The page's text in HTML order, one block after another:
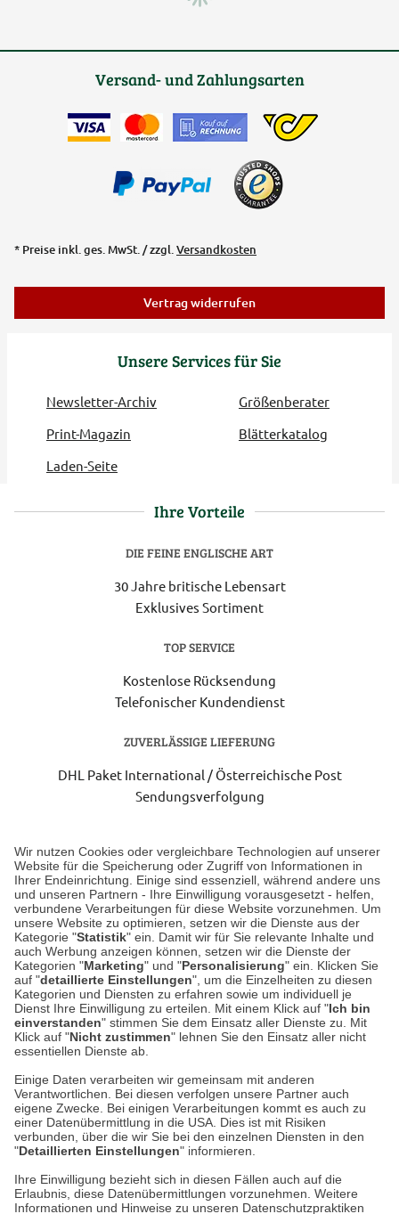
Wir nutzen Cookies oder vergleichbare Technologien auf unserer
Website für die Speicherung oder Zugriff von Informationen in
Ihrer Endeinrichtung. Einige sind essenziell, während andere uns
und unseren Partnern - Ihre Einwilligung vorausgesetzt - helfen,
verbundene Verarbeitungen für diese Website vorzunehmen. Um
unsere Website zu optimieren, setzen wir die Dienste aus der
Kategorie "Statistik" ein. Damit wir für Sie relevante Inhalte und
auch Werbung anzeigen können, setzen wir die Dienste der
Kategorien "Marketing" und "Personalisierung" ein. Klicken Sie
auf "detaillierte Einstellungen", um die Einzelheiten zu diesen
Kategorien und Diensten zu erfahren sowie um individuell je
Dienst Ihre Einwilligung zu erteilen. Mit einem Klick auf "Ich bin
einverstanden" stimmen Sie dem Einsatz aller Dienste zu. Mit
Klick auf "Nicht zustimmen" lehnen Sie den Einsatz aller nicht
essentiellen Dienste ab.
Einige Daten verarbeiten wir gemeinsam mit anderen
Verantwortlichen. Bei diesen verfolgen unsere Partner auch
eigene Zwecke. Bei einigen Verarbeitungen kommt es auch zu
einer Datenübermittlung in die USA. Dies ist mit Risiken
verbunden, über die wir Sie bei den einzelnen Diensten in den
"Detaillierten Einstellungen" informieren.
Ihre Einwilligung bezieht sich in diesen Fällen auch auf die
Erlaubnis, diese Datenübermittlungen vorzunehmen. Weitere
Informationen und Hinweise zu unseren Datenschutzpraktiken
Unsere Services für Sie
Newsletter-Archiv
Größenberater
Print-Magazin
Blätterkatalog
Laden-Seite
Versand- und Zahlungsarten
* Preise inkl. ges. MwSt. / zzgl.Versandkosten
Vertrag widerrufen
Ihre Vorteile
DIE FEINE ENGLISCHE ART
30 Jahre britische Lebensart
Exklusives Sortiment
TOP SERVICE
Kostenlose Rücksendung
Telefonischer Kundendienst
ZUVERLÄSSIGE LIEFERUNG
DHL Paket International / Österreichische Post
Sendungsverfolgung
Unser Geschäft in Meckenheim
Auf dem Steinbüchel 6
53340 Meckenheim
Montag bis Samstag 9:00 Uhr bis 18:00 Uhr
weitere Information
Hier finden Sie uns im Netz
AGB Rücksendung von Waren Datenschutz
Impressum
Kontakt
Zur Echtheit von Bewertungen
Cookie-Einstellungen in Ihrem Browser
ACHTUNG!